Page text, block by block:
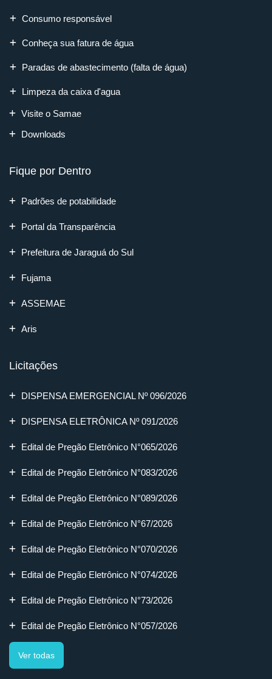
Consumo responsável
Conheça sua fatura de água
Paradas de abastecimento (falta de água)
Limpeza da caixa d'agua
Visite o Samae
Downloads
Fique por Dentro
Padrões de potabilidade
Portal da Transparência
Prefeitura de Jaraguá do Sul
Fujama
ASSEMAE
Aris
Licitações
DISPENSA EMERGENCIAL Nº 096/2026
DISPENSA ELETRÔNICA Nº 091/2026
Edital de Pregão Eletrônico N°065/2026
Edital de Pregão Eletrônico N°083/2026
Edital de Pregão Eletrônico N°089/2026
Edital de Pregão Eletrônico N°67/2026
Edital de Pregão Eletrônico N°070/2026
Edital de Pregão Eletrônico N°074/2026
Edital de Pregão Eletrônico N°73/2026
Edital de Pregão Eletrônico N°057/2026
Ver todas